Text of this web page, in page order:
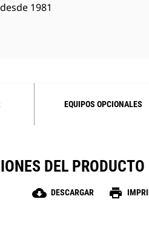
desde 1981
EQUIPOS OPCIONALES
DEL
cloud_download DESCARGAR print